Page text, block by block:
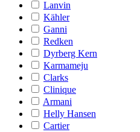
Lanvin
Kähler
Ganni
Redken
Dyrberg Kern
Karmameju
Clarks
Clinique
Armani
Helly Hansen
Cartier